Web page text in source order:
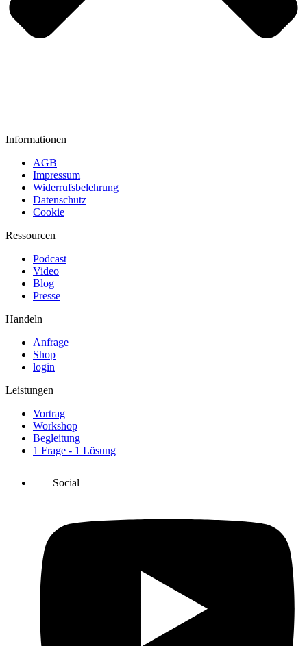
Informationen
AGB
Impressum
Widerrufsbelehrung
Datenschutz
Cookie
Ressourcen
Podcast
Video
Blog
Presse
Handeln
Anfrage
Shop
login
Leistungen
Vortrag
Workshop
Begleitung
1 Frage - 1 Lösung
Social